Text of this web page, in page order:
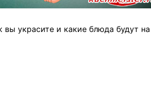
украсите и какие блюда будут на